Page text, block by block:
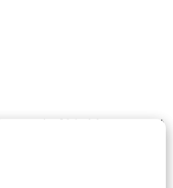
agentic AI in klantcontact